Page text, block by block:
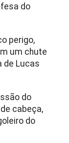
do
perigo,
um chute
de Lucas
do
cabeça,
do